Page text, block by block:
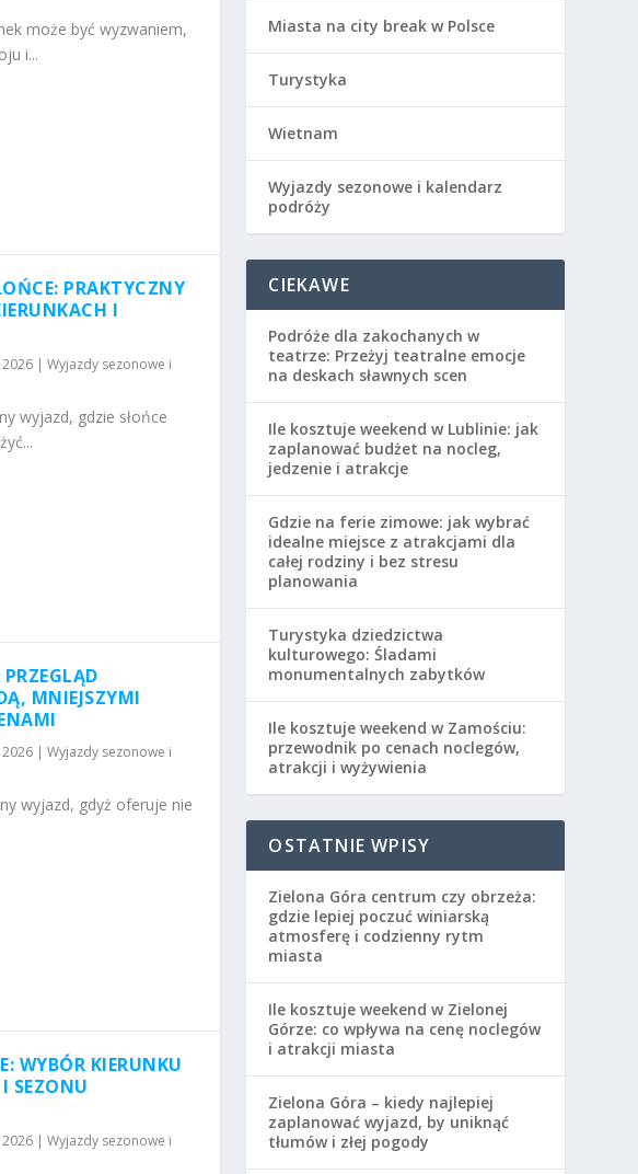
może być wyzwaniem,
i...
PRAKTYCZNY
I
| Wyjazdy sezonowe i
wyjazd, gdzie słońce
MNIEJSZYMI
| Wyjazdy sezonowe i
wyjazd, gdyż oferuje nie
WYBÓR KIERUNKU
SEZONU
| Wyjazdy sezonowe i
Miasta na city break w Polsce
Turystyka
Wietnam
Wyjazdy sezonowe i kalendarz
podróży
CIEKAWE
Podróże dla zakochanych w
teatrze: Przeżyj teatralne emocje
na deskach sławnych scen
Ile kosztuje weekend w Lublinie: jak
zaplanować budżet na nocleg,
jedzenie i atrakcje
Gdzie na ferie zimowe: jak wybrać
idealne miejsce z atrakcjami dla
całej rodziny i bez stresu
planowania
Turystyka dziedzictwa
kulturowego: Śladami
monumentalnych zabytków
Ile kosztuje weekend w Zamościu:
przewodnik po cenach noclegów,
atrakcji i wyżywienia
OSTATNIE WPISY
Zielona Góra centrum czy obrzeża:
gdzie lepiej poczuć winiarską
atmosferę i codzienny rytm
miasta
Ile kosztuje weekend w Zielonej
Górze: co wpływa na cenę noclegów
i atrakcji miasta
Zielona Góra – kiedy najlepiej
zaplanować wyjazd, by uniknąć
tłumów i złej pogody